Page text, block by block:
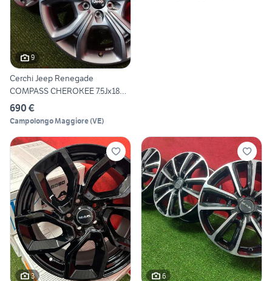
9
Cerchi Jeep Renegade
COMPASS CHEROKEE 7.5Jx18
ET37
690 €
Campolongo Maggiore(VE)
3 6